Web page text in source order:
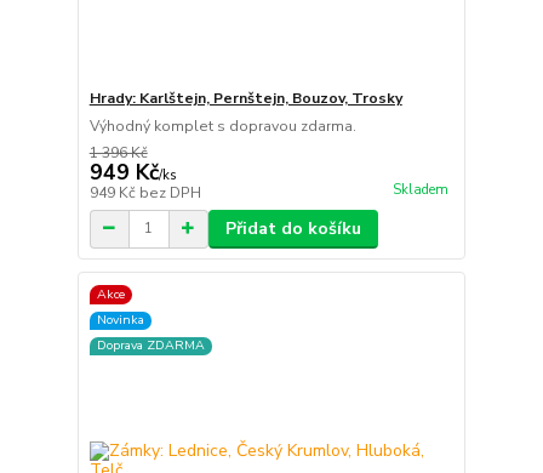
Hrady: Karlštejn, Pernštejn, Bouzov, Trosky
Výhodný komplet s dopravou zdarma.
1 396 Kč
949 Kč/ks
949 Kč bez DPH Skladem
Přidat do košíku
Akce
Novinka
Doprava ZDARMA